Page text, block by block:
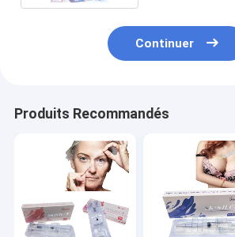
Continuer
Produits Recommandés